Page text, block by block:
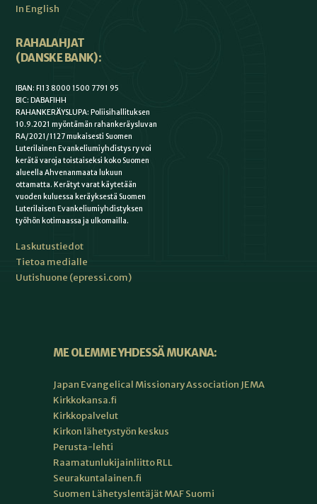
In English
RAHALAHJAT
(DANSKE BANK):
IBAN: FI13 8000 1500 7791 95
BIC: DABAFIHH
RAHANKERÄYSLUPA: Poliisihallituksen
10.9.2021 myöntämän rahankeräysluvan
RA/2021/1127 mukaisesti Suomen
Luterilainen Evankeliumiyhdistys ry voi
kerätä varoja toistaiseksi koko Suomen
alueella Ahvenanmaata lukuun
ottamatta. Kerätyt varat käytetään
vuoden kuluessa keräyksestä Suomen
Luterilaisen Evankeliumiyhdistyksen
työhön kotimaassa ja ulkomailla.
Laskutustiedot
Tietoa medialle
Uutishuone (epressi.com)
ME OLEMME YHDESSÄ MUKANA:
Japan Evangelical Missionary Association JEMA
Kirkkokansa.fi
Kirkkopalvelut
Kirkon lähetystyön keskus
Perusta-lehti
Raamatunlukijainliitto RLL
Seurakuntalainen.fi
Suomen Lähetyslentäjät MAF Suomi